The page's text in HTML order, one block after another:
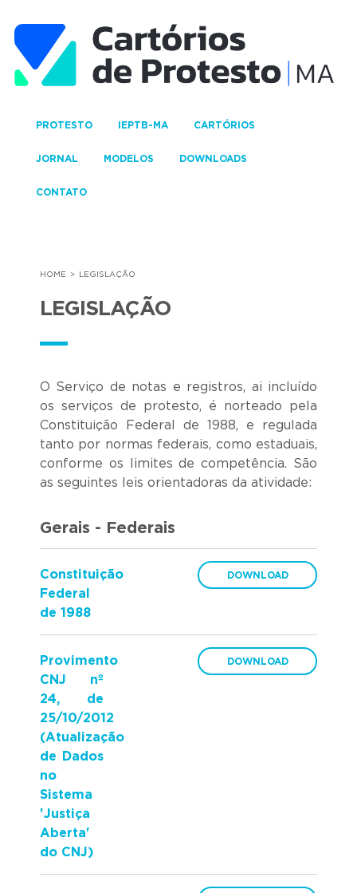
PROTESTO IEPTB-MA CARTÓRIOS
JORNAL MODELOS DOWNLOADS
CONTATO
HOME LEGISLAÇÃO
LEGISLAÇÃO
O Serviço de notas e registros, ai incluído
os serviços de protesto, é norteado pela
Constituição Federal de 1988, e regulada
tanto por normas federais, como estaduais,
conforme os limites de competência. São
as seguintes leis orientadoras da atividade:
Gerais - Federais
Constituição
Federal
de 1988
Provimento
CNJ nº
24, de
25/10/2012
(Atualização
de Dados
no
Sistema
'Justiça
Aberta'
do CNJ)